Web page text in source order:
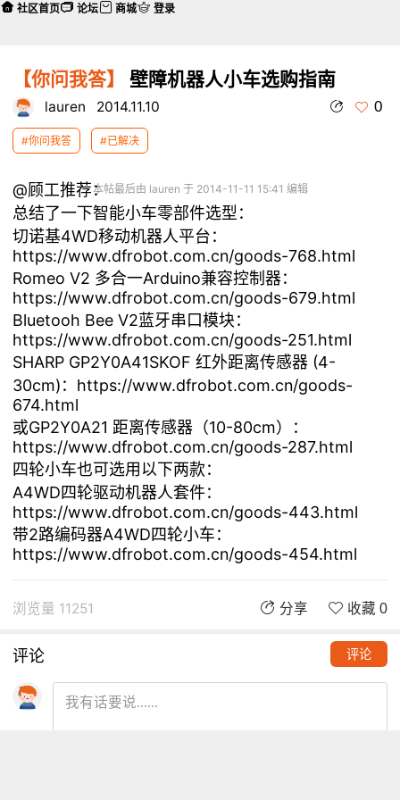
【你问我答】 壁障机器人小车选购指南
lauren 2014.11.10 0
#你问我答 #已解决
本帖最后由 lauren 于 2014-11-11 15:41 编辑
@顾工推荐：
总结了一下智能小车零部件选型：
切诺基4WD移动机器人平台：
https://www.dfrobot.com.cn/goods-768.html
Romeo V2 多合一Arduino兼容控制器：
https://www.dfrobot.com.cn/goods-679.html
Bluetooh Bee V2蓝牙串口模块：
https://www.dfrobot.com.cn/goods-251.html
SHARP GP2Y0A41SKOF 红外距离传感器 (4-
30cm)： https://www.dfrobot.com.cn/goods-
674.html
或GP2Y0A21 距离传感器（10-80cm）：
https://www.dfrobot.com.cn/goods-287.html
四轮小车也可选用以下两款：
A4WD四轮驱动机器人套件：
https://www.dfrobot.com.cn/goods-443.html
带2路编码器A4WD四轮小车：
https://www.dfrobot.com.cn/goods-454.html
浏览量 11251 分享 收藏 0
评论 评论
社区首页 论坛 商城 登录